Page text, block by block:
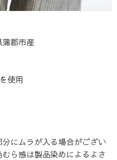
郡市産
使用
にムラが入る場合がござい
ら感は製品染めによるよさ